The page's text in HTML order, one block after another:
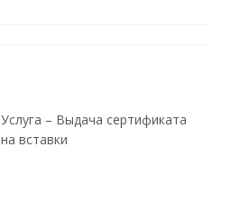
Услуга – Выдача сертификата
на вставки